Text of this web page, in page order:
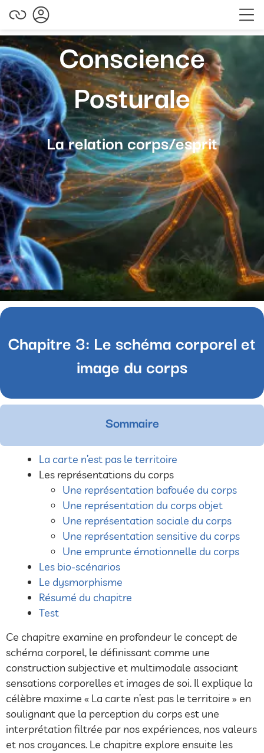
Conscience
Posturale
La relation corps/esprit
Chapitre 3: Le schéma corporel et
image du corps
Sommaire
La carte n’est pas le territoire
Les représentations du corps
Une représentation bafouée du corps
Une représentation du corps objet
Une représentation sociale du corps
Une représentation sensitive du corps
Une emprunte émotionnelle du corps
Les bio-scénarios
Le dysmorphisme
Résumé du chapitre
Test
Ce chapitre examine en profondeur le concept de
schéma corporel, le définissant comme une
construction subjective et multimodale associant
sensations corporelles et images de soi. Il explique la
célèbre maxime « La carte n’est pas le territoire » en
soulignant que la perception du corps est une
interprétation filtrée par nos expériences, nos valeurs
et nos croyances. Le chapitre explore ensuite les